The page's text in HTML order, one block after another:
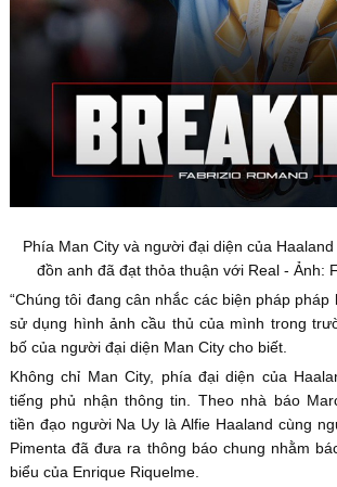
Phía Man City và người đại diện của
đồn anh đã đạt thỏa thuận với Real - Ảnh:
“Chúng tôi đang cân nhắc các biện pháp pháp
sử dụng hình ảnh cầu thủ của mình trong
bố của người đại diện Man City cho biết.
Không chỉ Man City, phía đại diện của
tiếng phủ nhận thông tin. Theo nhà báo
tiền đạo người Na Uy là Alfie Haaland cùng
Pimenta đã đưa ra thông báo chung nhằm
biểu của Enrique Riquelme.